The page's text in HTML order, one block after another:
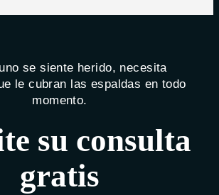
se siente herido, necesita
le cubran las espaldas en todo
momento.
su consulta
gratis